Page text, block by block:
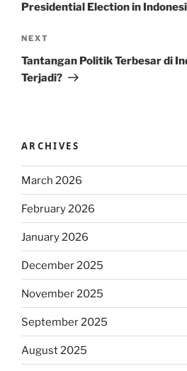
Presidential Election in
Next
Post
NEXT
Tantangan Politik Terbesar di
Terjadi?
ARCHIVES
March 2026
February 2026
January 2026
December 2025
November 2025
September 2025
August 2025